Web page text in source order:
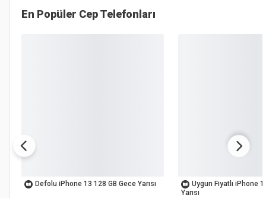
En Popüler Cep Telefonları
Defolu iPhone 13 128 GB Gece Yarısı
Uygun Fiyatlı iPhone
Yarısı